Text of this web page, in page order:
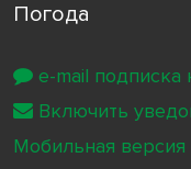
Погода
e-mail подписка
Включить
Мобильная версия